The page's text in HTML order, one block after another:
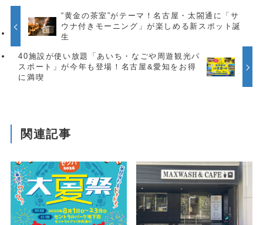
“黄金の茶室”がテーマ！名古屋・太閤通に「サ
ウナ付きモーニング」が楽しめる新スポット誕
生
40施設が使い放題「あいち・なごや周遊観光パ
スポート」が今年も登場！名古屋&愛知をお得
に満喫
関連記事